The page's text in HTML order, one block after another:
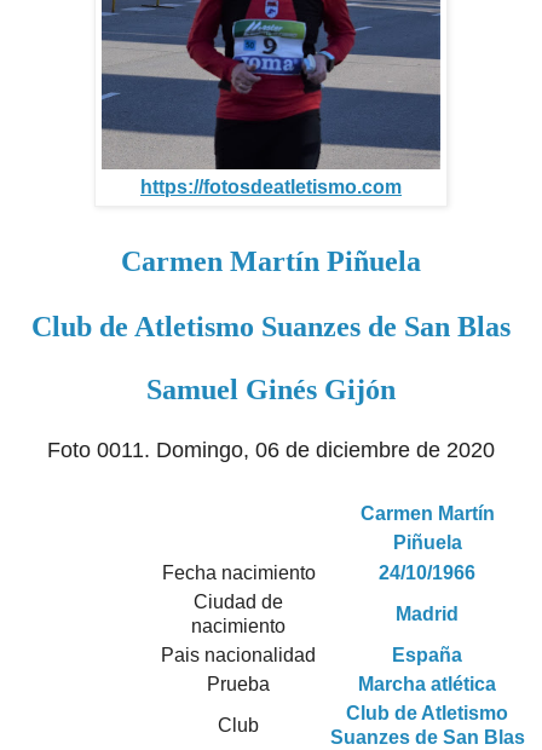
https://fotosdeatletismo.com
Carmen Martín Piñuela
Club de Atletismo Suanzes de San Blas
Samuel Ginés Gijón
Foto 0011. Domingo, 06 de diciembre de 2020
Carmen Martín
Piñuela
Fecha nacimiento
24/10/1966
Ciudad de
nacimiento
Madrid
Pais nacionalidad
España
Prueba
Marcha atlética
Club
Club de Atletismo
Suanzes de San Blas